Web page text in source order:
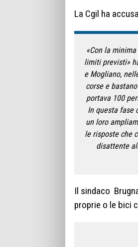
La Cgil ha
«Con la
limiti previsti»
e Mogliano,
corse e
portava 100
In questa fase
un loro
le risposte che
disattente
Il sindaco
proprie o le bici